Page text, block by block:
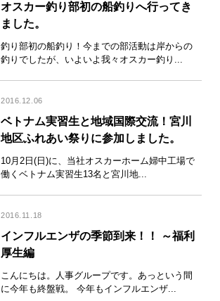
オスカー釣り部初の船釣りへ行ってき
ました。
釣り部初の船釣り！今までの部活動は岸からの
釣りでしたが、いよいよ我々オスカー釣り...
2016.12.06
ベトナム実習生と地域国際交流！宮川
地区ふれあい祭りに参加しました。
10月2日(日)に、当社オスカーホーム婦中工場で
働くベトナム実習生13名と宮川地...
2016.11.18
インフルエンザの季節到来！！ ～福利
厚生編
こんにちは。人事グループです。あっという間
に今年も終盤戦。 今年もインフルエンザ...